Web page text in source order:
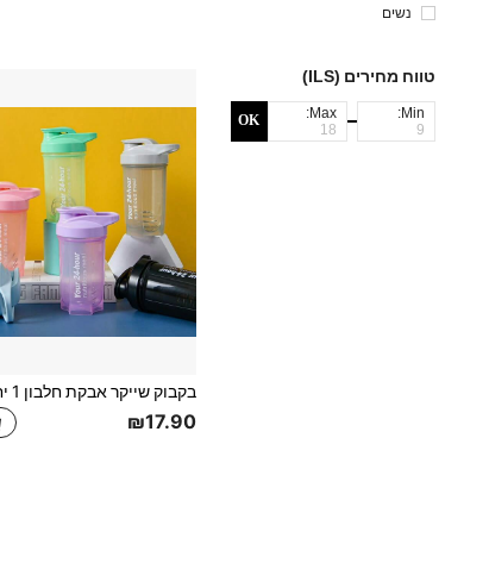
נשים
טווח מחירים (ILS)
Min:
Max:
OK
₪17.90